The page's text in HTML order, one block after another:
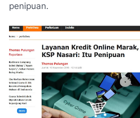
penipuan.